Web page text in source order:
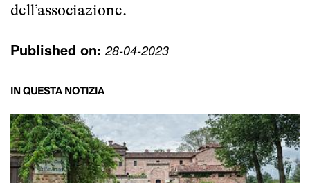
dell’associazione.
Published on: 28-04-2023
IN QUESTA NOTIZIA